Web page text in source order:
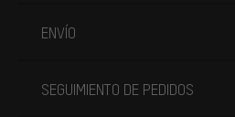
ENVÍO
SEGUIMIENTO DE PEDIDOS